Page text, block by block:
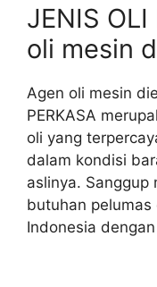
JENIS
oli mesin
Agen oli mesin
PERKASA
oli yang
dalam kondisi
aslinya. Sanggup
butuhan
Indonesia